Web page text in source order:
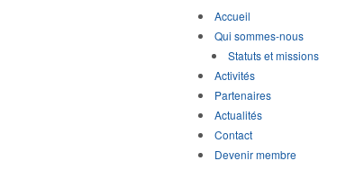
Accueil
Qui sommes-nous
Statuts et missions
Activités
Partenaires
Actualités
Contact
Devenir membre